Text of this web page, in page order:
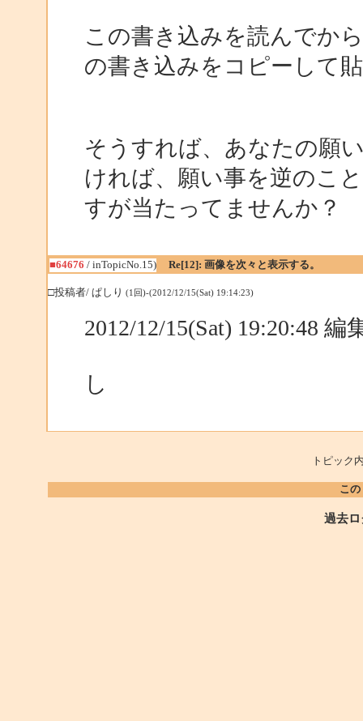
この書き込みを読んでか
の書き込みをコピーして
そうすれば、あなたの願
ければ、願い事を逆のこ
すが当たってませんか？
■64676 / inTopicNo.15) Re[12]: 画像を次々と表示する。
□投稿者/ ぱしり (1回)-(2012/12/15(Sat) 19:14:23)
2012/12/15(Sat) 19:20:48 編
し
トピッ
こ
過去